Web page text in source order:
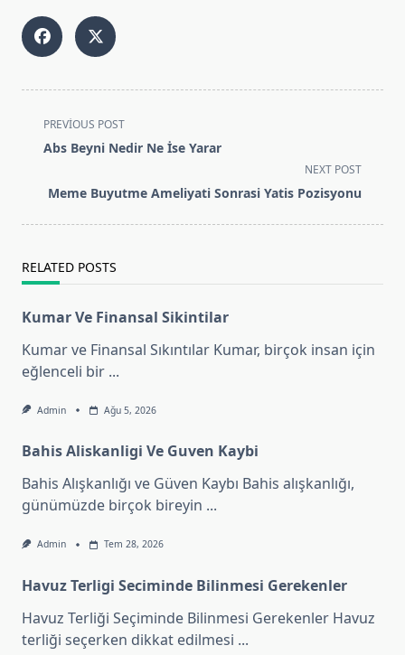
<span
class="nav-
screen-
text">Page</span>
PREVIOUS POST
Abs Beyni Nedir Ne İse Yarar
NEXT POST
Meme Buyutme Ameliyati Sonrasi Yatis Pozisyonu
RELATED POSTS
Kumar Ve Finansal Sikintilar
Kumar ve Finansal Sıkıntılar Kumar, birçok insan için
eğlenceli bir ...
Admin Ağu 5, 2026
Bahis Aliskanligi Ve Guven Kaybi
Bahis Alışkanlığı ve Güven Kaybı Bahis alışkanlığı,
günümüzde birçok bireyin ...
Admin Tem 28, 2026
Havuz Terligi Seciminde Bilinmesi Gerekenler
Havuz Terliği Seçiminde Bilinmesi Gerekenler Havuz
terliği seçerken dikkat edilmesi ...